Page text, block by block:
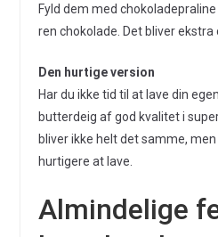
Fyld dem med
ren chokolade. Det bliver ekstra
Den hurtige version
Har du ikke tid til at lave din
butterdeig af god kvalitet i
bliver ikke helt det samme,
hurtigere at lave.
Almindelige